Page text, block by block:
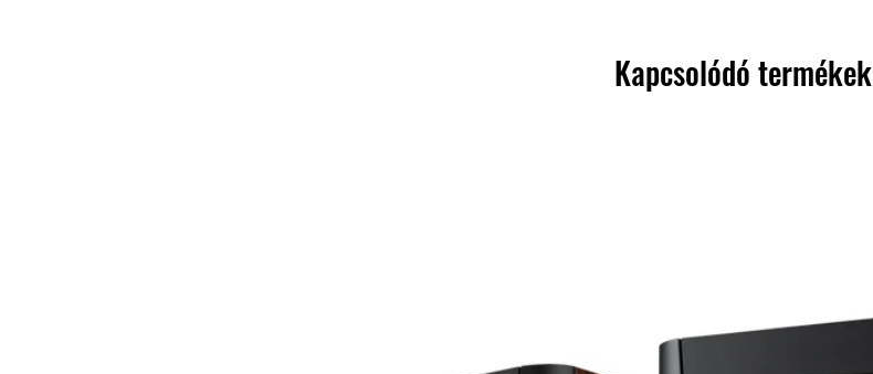
Kapcsolódó termékek